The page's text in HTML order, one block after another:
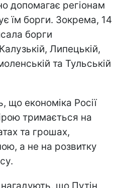
допомагає регіонам
їм борги. Зокрема, 14
борги
Липецькій,
та Тульській
що економіка Росії
тримається на
та грошах,
а не на розвитку
що Путін